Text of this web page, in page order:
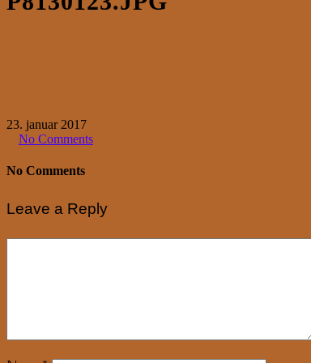
23. januar 2017
No Comments
No Comments
Leave a Reply